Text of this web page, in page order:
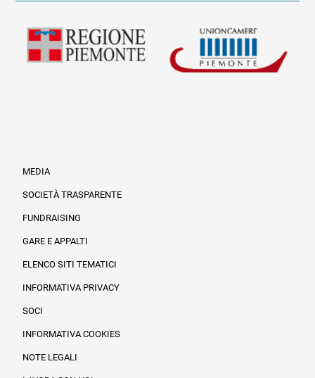
MEDIA
SOCIETÀ TRASPARENTE
FUNDRAISING
GARE E APPALTI
ELENCO SITI TEMATICI
INFORMATIVA PRIVACY
SOCI
INFORMATIVA COOKIES
NOTE LEGALI